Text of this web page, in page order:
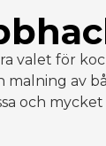
valet för
malning av
och mycket